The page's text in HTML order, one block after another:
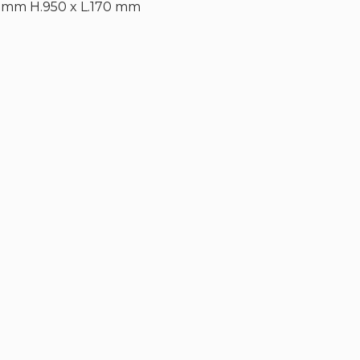
mm H.950 x L.170 mm